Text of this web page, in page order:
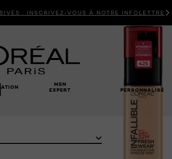
: INSCRIVEZ-VOUS À NOTRE INFOLETTRE
MEN
EXPERT
DIAGNOSTIC
PERSONNALISÉ